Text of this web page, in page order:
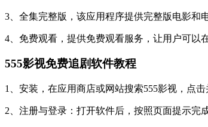
3、全集完整版，该应用程序提供完整版电影和
4、免费观看，提供免费观看服务，让用户可以
555影视免费追剧软件教程
1、安装，在应用商店或网站搜索555影视，点击
2、注册与登录：打开软件后，按照页面提示完